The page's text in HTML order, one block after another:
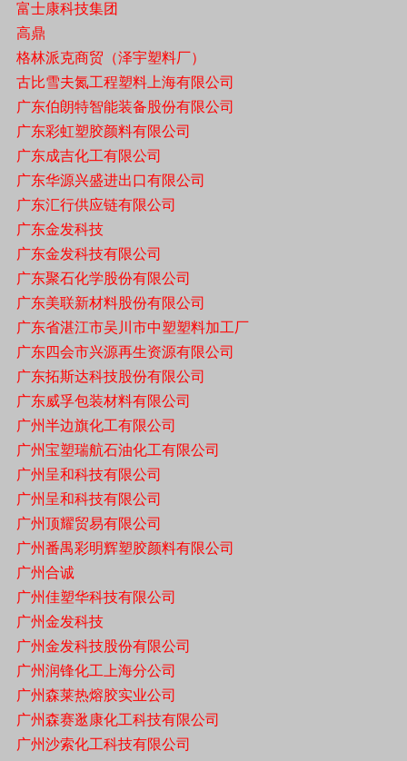
富士康科技集团
高鼎
格林派克商贸（泽宇塑料厂）
古比雪夫氮工程塑料上海有限公司
广东伯朗特智能装备股份有限公司
广东彩虹塑胶颜料有限公司
广东成吉化工有限公司
广东华源兴盛进出口有限公司
广东汇行供应链有限公司
广东金发科技
广东金发科技有限公司
广东聚石化学股份有限公司
广东美联新材料股份有限公司
广东省湛江市吴川市中塑塑料加工厂
广东四会市兴源再生资源有限公司
广东拓斯达科技股份有限公司
广东威孚包装材料有限公司
广州半边旗化工有限公司
广州宝塑瑞航石油化工有限公司
广州呈和科技有限公司
广州呈和科技有限公司
广州顶耀贸易有限公司
广州番禺彩明辉塑胶颜料有限公司
广州合诚
广州佳塑华科技有限公司
广州金发科技
广州金发科技股份有限公司
广州润锋化工上海分公司
广州森莱热熔胶实业公司
广州森赛逖康化工科技有限公司
广州沙索化工科技有限公司